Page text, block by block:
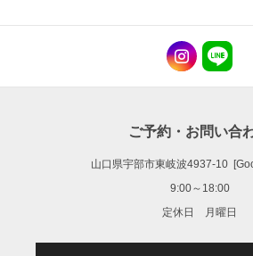
ご予約・お問い合
山口県宇部市東岐波4937-10 [
9:00～18:00
定休日 月曜日